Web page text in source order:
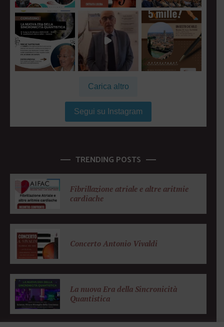
Carica altro
Segui su Instagram
TRENDING POSTS
Fibrillazione atriale e altre aritmie
cardiache
Concerto Antonio Vivaldi
La nuova Era della Sincronicità
Quantistica